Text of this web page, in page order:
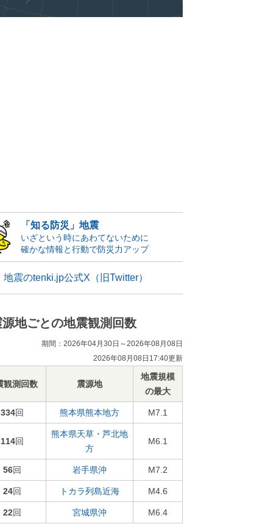
「知る防災」地震
いざという時にあわてないために
確かな情報と行動で防災力アップ
地震のtenki.jp公式X（旧Twitter）
源地ごとの地震観測回数
期間：2026年04月30日～2026年08月08日
2026年08月08日17:40更新
観測回数 震源地
地震規模
の最大
334回 熊本県熊本地方 M7.1
114回
熊本県天草・芦北地
方
M6.1
56回 岩手県沖 M7.2
24回 トカラ列島近海 M4.6
22回 宮城県沖 M6.4